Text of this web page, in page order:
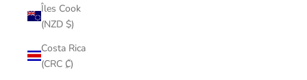
Îles Cook
(NZD $)
Costa Rica
(CRC ₡)